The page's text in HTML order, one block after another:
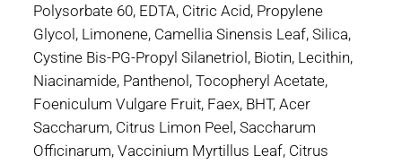
Polysorbate 60, EDTA, Citric Acid, Propylene
Glycol, Limonene, Camellia Sinensis Leaf, Silica,
Cystine Bis-PG-Propyl Silanetriol, Biotin, Lecithin,
Niacinamide, Panthenol, Tocopheryl Acetate,
Foeniculum Vulgare Fruit, Faex, BHT, Acer
Saccharum, Citrus Limon Peel, Saccharum
Officinarum, Vaccinium Myrtillus Leaf, Citrus